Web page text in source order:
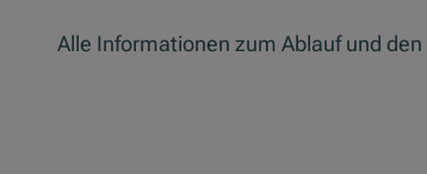
Alle Informationen zum Ablauf und